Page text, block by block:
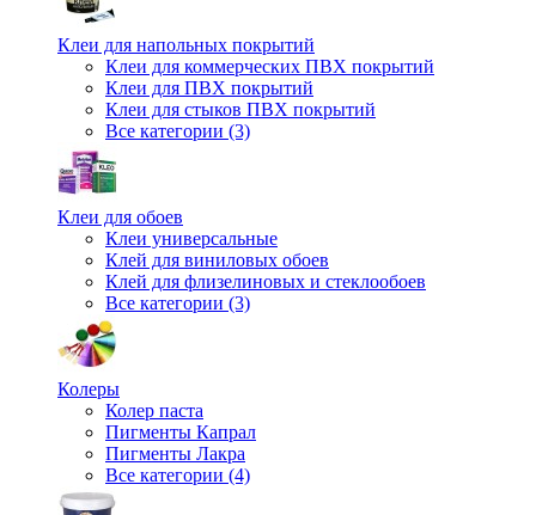
Клеи для напольных покрытий
Клеи для коммерческих ПВХ покрытий
Клеи для ПВХ покрытий
Клеи для стыков ПВХ покрытий
Все категории (3)
Клеи для обоев
Клеи универсальные
Клей для виниловых обоев
Клей для флизелиновых и стеклообоев
Все категории (3)
Колеры
Колер паста
Пигменты Капрал
Пигменты Лакра
Все категории (4)